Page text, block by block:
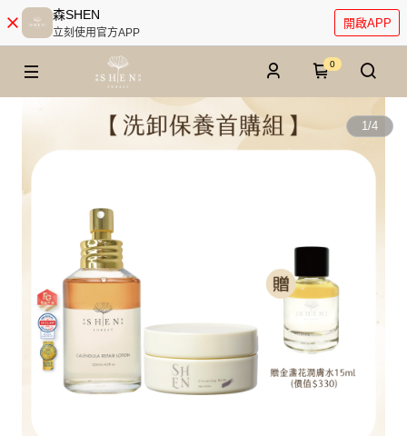
森SHEN
立刻使用官方APP
開啟APP
0
1/4